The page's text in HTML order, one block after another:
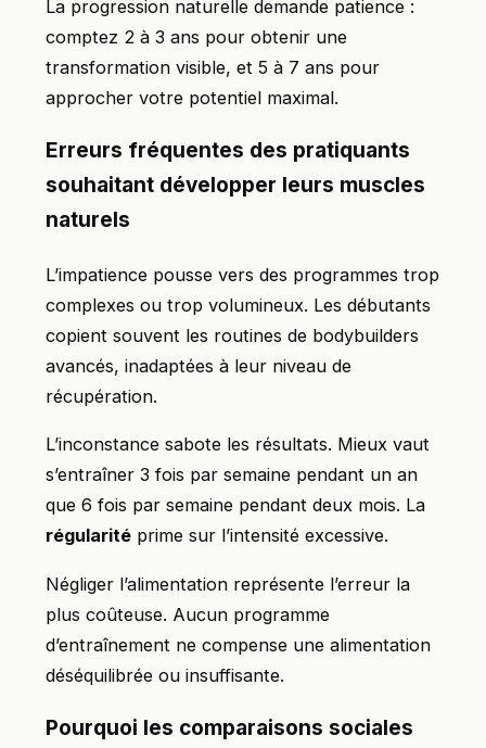
La progression naturelle demande patience :
comptez 2 à 3 ans pour obtenir une
transformation visible, et 5 à 7 ans pour
approcher votre potentiel maximal.
Erreurs fréquentes des pratiquants
souhaitant développer leurs muscles
naturels
L’impatience pousse vers des programmes trop
complexes ou trop volumineux. Les débutants
copient souvent les routines de bodybuilders
avancés, inadaptées à leur niveau de
récupération.
L’inconstance sabote les résultats. Mieux vaut
s’entraîner 3 fois par semaine pendant un an
que 6 fois par semaine pendant deux mois. La
régularité prime sur l’intensité excessive.
Négliger l’alimentation représente l’erreur la
plus coûteuse. Aucun programme
d’entraînement ne compense une alimentation
déséquilibrée ou insuffisante.
Pourquoi les comparaisons sociales